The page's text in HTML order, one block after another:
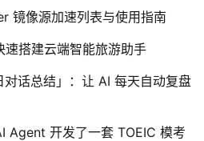
镜像源加速列表与使用指南
搭建云端智能旅游助手
话总结」：让 AI 每天自动复盘
Agent 开发了一套 TOEIC 模考